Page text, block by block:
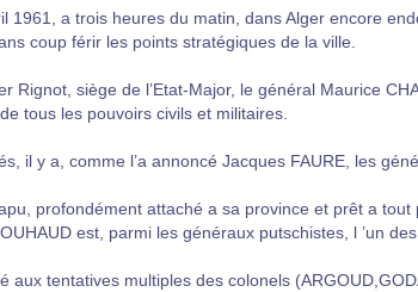
1961, a trois heures du matin, dans Alger encore
coup férir les points stratégiques de la ville.
Rignot, siège de l’Etat-Major, le général Maurice
tous les pouvoirs civils et militaires.
il y a, comme l’a annoncé Jacques FAURE, les
profondément attaché a sa province et prêt a
est, parmi les généraux putschistes, l ’un
aux tentatives multiples des colonels